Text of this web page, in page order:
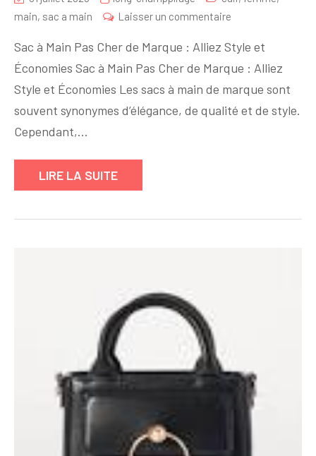
main, sac a main Laisser un commentaire
Votre
Sac
à
Main
Sac à Main Pas Cher de Marque : Alliez Style et
Économies Sac à Main Pas Cher de Marque : Alliez
Style et Économies Les sacs à main de marque sont
souvent synonymes d’élégance, de qualité et de style.
Cependant,…
LIRE LA SUITE